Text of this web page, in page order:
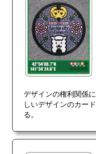
デザインの権利関係
しいデザインのカー
る。